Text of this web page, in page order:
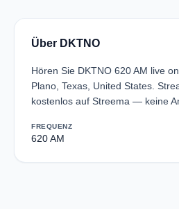
Über DKTNO
Hören Sie DKTNO 620 AM live
Plano, Texas, United States.
kostenlos auf Streema — keine
FREQUENZ
620 AM